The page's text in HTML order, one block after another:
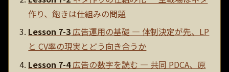
作り、飽きは仕組みの問題
Lesson 7-3広告運用の基礎 — 体制決定が先、LP
と CV率の現実とどう向き合うか
Lesson 7-4広告の数字を読む — 共同 PDCA、原